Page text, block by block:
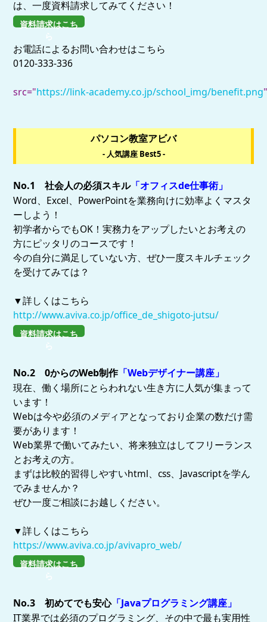
は、一度資料請求してみてください！
資料請求はこち
ら
お電話によるお問い合わせはこちら
0120-333-336
src="https://link-academy.co.jp/school_img/benefit.png
パソコン教室アビバ
- 人気講座 Best5 -
No.1 社会人の必須スキル「オフィスde仕事術」
Word、Excel、PowerPointを業務向けに効率よくマスタ
ーしよう！
初学者からでもOK！実務力をアップしたいとお考えの
方にピッタリのコースです！
今の自分に満足していない方、ぜひ一度スキルチェック
を受けてみては？
▼詳しくはこちら
http://www.aviva.co.jp/office_de_shigoto-jutsu/
資料請求はこち
ら
No.2 0からのWeb制作「Webデザイナー講座」
現在、働く場所にとらわれない生き方に人気が集まって
います！
Webは今や必須のメディアとなっており企業の数だけ需
要があります！
Web業界で働いてみたい、将来独立はしてフリーランス
とお考えの方。
まずは比較的習得しやすいhtml、css、Javascriptを学ん
でみませんか？
ぜひ一度ご相談にお越しください。
▼詳しくはこちら
https://www.aviva.co.jp/avivapro_web/
資料請求はこち
ら
No.3 初めてでも安心「Javaプログラミング講座」
IT業界では必須のプログラミング、その中で最も実用性